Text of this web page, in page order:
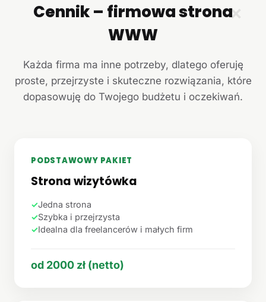
✕
Cennik – firmowa strona
WWW
Każda firma ma inne potrzeby, dlatego oferuję
proste, przejrzyste i skuteczne rozwiązania, które
dopasowuję do Twojego budżetu i oczekiwań.
PODSTAWOWY PAKIET
Strona wizytówka
✓Jedna strona
✓Szybka i przejrzysta
✓Idealna dla freelancerów i małych firm
od 2000 zł (netto)